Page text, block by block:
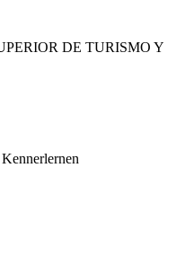
DE TURISMO Y